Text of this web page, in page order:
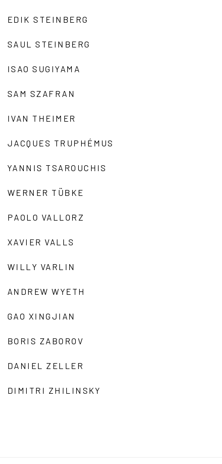
EDIK STEINBERG
SAUL STEINBERG
ISAO SUGIYAMA
SAM SZAFRAN
IVAN THEIMER
JACQUES TRUPHÉMUS
YANNIS TSAROUCHIS
WERNER TÜBKE
PAOLO VALLORZ
XAVIER VALLS
WILLY VARLIN
ANDREW WYETH
GAO XINGJIAN
BORIS ZABOROV
DANIEL ZELLER
DIMITRI ZHILINSKY